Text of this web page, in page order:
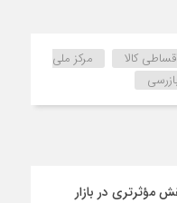
کالا
مرکز ملی
مؤثرتری در بازار